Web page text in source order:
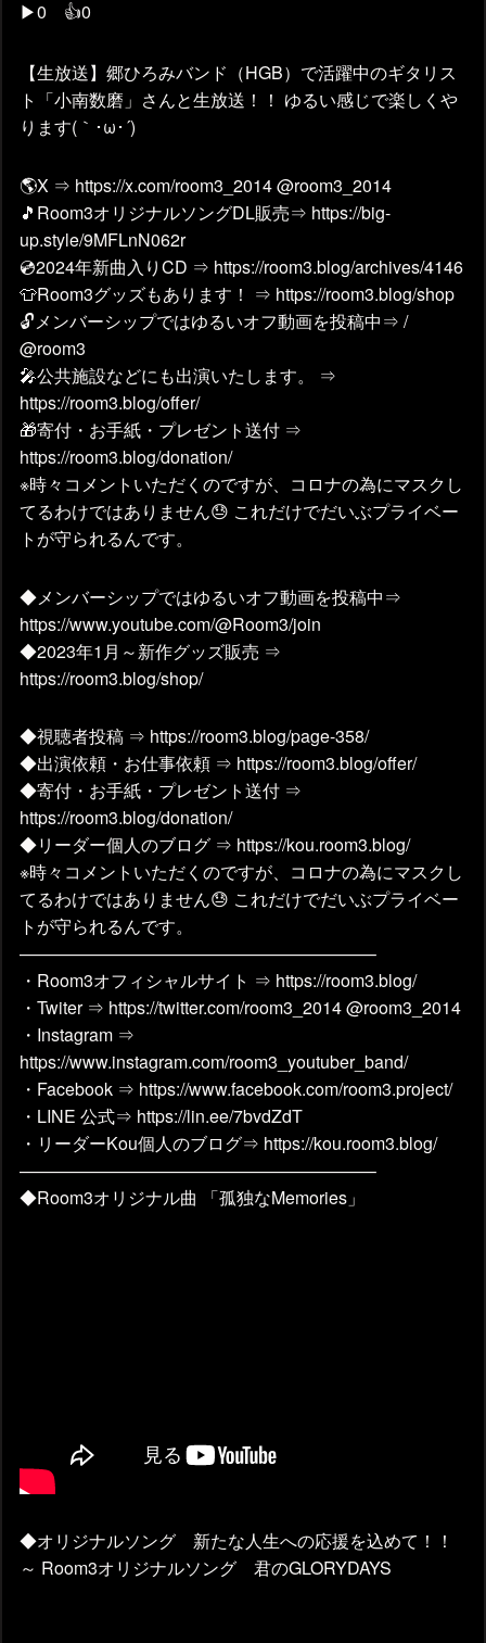
▶0 👍0
【生放送】郷ひろみバンド（HGB）で活躍中のギタリス
ト「小南数磨」さんと生放送！！ ゆるい感じで楽しくや
ります(｀･ω･´)ゞ
🌎X ⇒ https://x.com/room3_2014 @room3_2014
🎵Room3オリジナルソングDL販売⇒ https://big-
up.style/9MFLnN062r
💿2024年新曲入りCD ⇒ https://room3.blog/archives/4146
👕Room3グッズもあります！ ⇒ https://room3.blog/shop
🔓メンバーシップではゆるいオフ動画を投稿中⇒ /
@room3
🎤公共施設などにも出演いたします。 ⇒
https://room3.blog/offer/
🎁寄付・お手紙・プレゼント送付 ⇒
https://room3.blog/donation/
※時々コメントいただくのですが、コロナの為にマスクし
てるわけではありません😓 これだけでだいぶプライベー
トが守られるんです。
◆メンバーシップではゆるいオフ動画を投稿中⇒
https://www.youtube.com/@Room3/join
◆2023年1月～新作グッズ販売 ⇒
https://room3.blog/shop/
◆視聴者投稿 ⇒ https://room3.blog/page-358/
◆出演依頼・お仕事依頼 ⇒ https://room3.blog/offer/
◆寄付・お手紙・プレゼント送付 ⇒
https://room3.blog/donation/
◆リーダー個人のブログ ⇒ https://kou.room3.blog/
※時々コメントいただくのですが、コロナの為にマスクし
てるわけではありません😓 これだけでだいぶプライベー
トが守られるんです。
————————————————————–
・Room3オフィシャルサイト ⇒ https://room3.blog/
・Twiter ⇒ https://twitter.com/room3_2014 @room3_2014
・Instagram ⇒
https://www.instagram.com/room3_youtuber_band/
・Facebook ⇒ https://www.facebook.com/room3.project/
・LINE 公式⇒ https://lin.ee/7bvdZdT
・リーダーKou個人のブログ⇒ https://kou.room3.blog/
————————————————————–
◆Room3オリジナル曲 「孤独なMemories」
◆オリジナルソング 新たな人生への応援を込めて！！
～ Room3オリジナルソング 君のGLORYDAYS